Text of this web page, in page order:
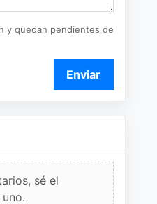
y quedan pendientes de
Enviar
sé el